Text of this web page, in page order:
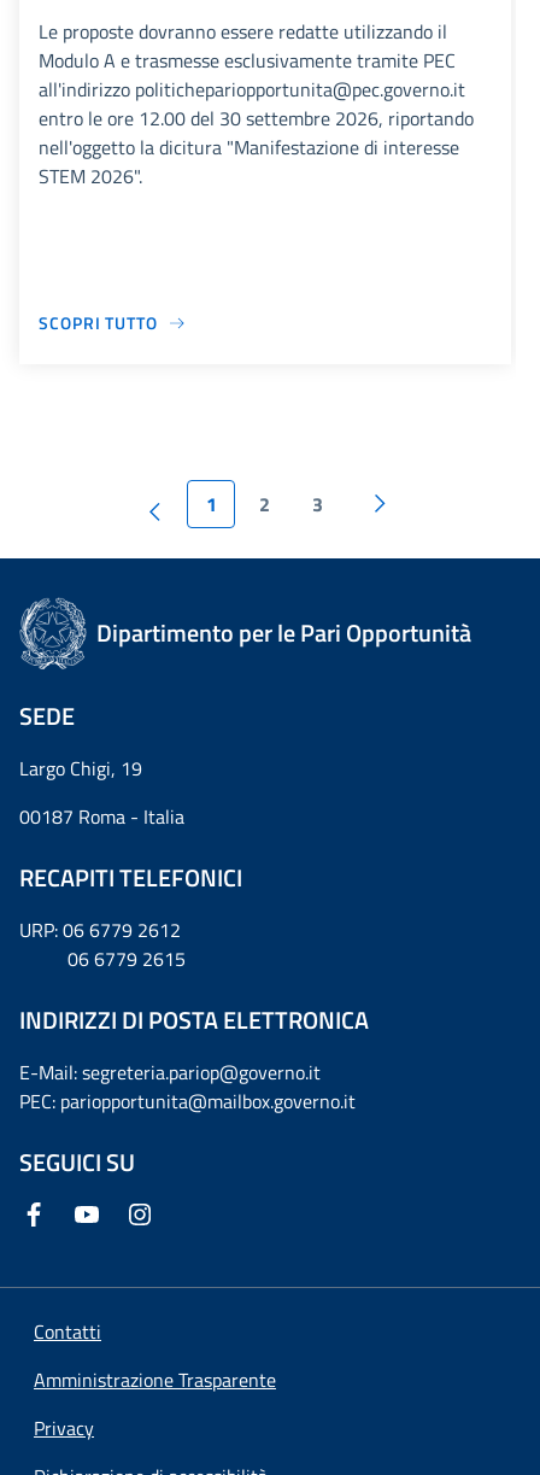
Le proposte dovranno essere redatte utilizzando il
Modulo A e trasmesse esclusivamente tramite PEC
all'indirizzo politichepariopportunita@pec.governo.it
entro le ore 12.00 del 30 settembre 2026, riportando
nell'oggetto la dicitura "Manifestazione di interesse
STEM 2026".
SCOPRI TUTTO
1 2 3
Dipartimento per le Pari Opportunità
SEDE
Largo Chigi, 19
00187 Roma - Italia
RECAPITI TELEFONICI
URP: 06 6779 2612
06 6779 2615
INDIRIZZI DI POSTA ELETTRONICA
E-Mail: segreteria.pariop@governo.it
PEC: pariopportunita@mailbox.governo.it
SEGUICI SU
Contatti
Amministrazione Trasparente
Privacy